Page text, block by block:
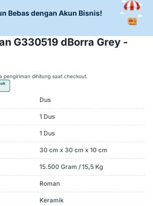
Bebas dengan Akun Bisnis!
G330519 dBorra Grey -
pengiriman dihitung saat checkout.
Dus
1 Dus
1 Dus
30 cm x 30 cm x 10 cm
15.500 Gram / 15,5 Kg
Roman
Keramik